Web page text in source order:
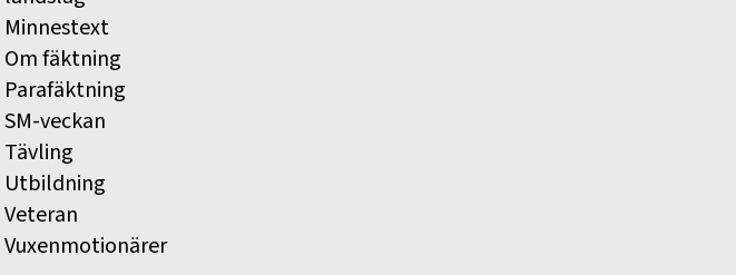
Minnestext
Om fäktning
Parafäktning
SM-veckan
Tävling
Utbildning
Veteran
Vuxenmotionärer